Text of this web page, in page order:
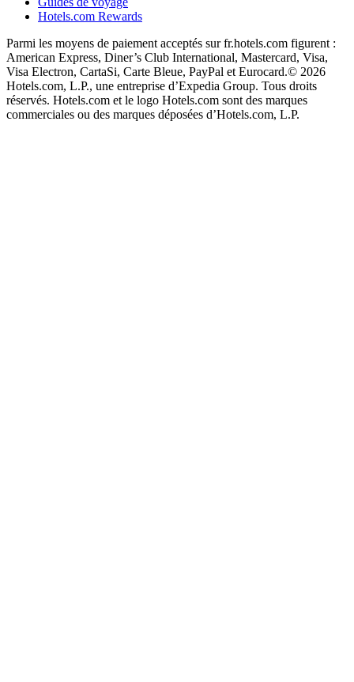
Hotels.com Rewards
Parmi les moyens de paiement acceptés sur fr.hotels.com figurent :
American Express, Diner’s Club International, Mastercard, Visa,
Visa Electron, CartaSi, Carte Bleue, PayPal et Eurocard.© 2026
Hotels.com, L.P., une entreprise d’Expedia Group. Tous droits
réservés. Hotels.com et le logo Hotels.com sont des marques
commerciales ou des marques déposées d’Hotels.com, L.P.